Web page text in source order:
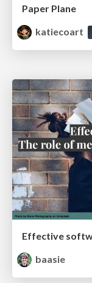
Paper Plane
katiecoart
baasie